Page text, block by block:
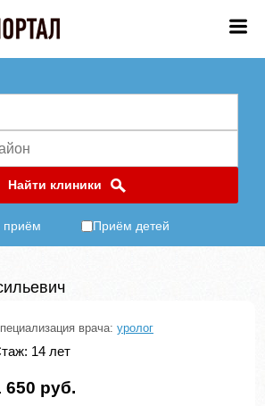
Найти клиники
приём Приём детей
врача: уролог
14 лет
650 руб.